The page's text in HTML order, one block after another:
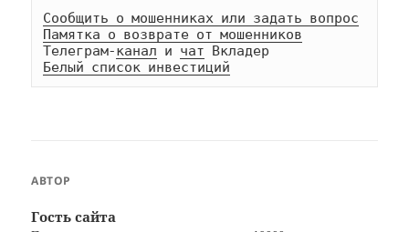
Сообщить о мошенниках или задать вопрос
Памятка о возврате от мошенников
Телеграм-канал и чат
Белый список инвестиций
АВТОР
Гость сайта